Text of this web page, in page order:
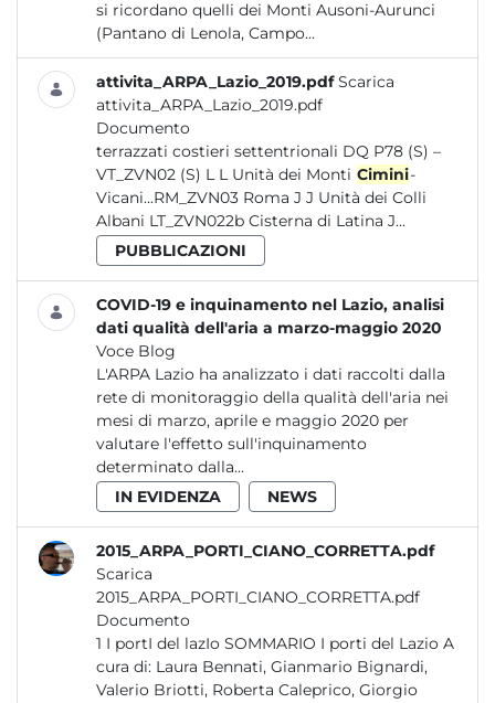
si ricordano quelli dei Monti Ausoni-Aurunci
(Pantano di Lenola, Campo...
attivita_ARPA_Lazio_2019.pdf Scarica
attivita_ARPA_Lazio_2019.pdf
Documento
terrazzati costieri settentrionali DQ P78 (S) –
VT_ZVN02 (S) L L Unità dei Monti Cimini-
Vicani...RM_ZVN03 Roma J J Unità dei Colli
Albani LT_ZVN022b Cisterna di Latina J...
PUBBLICAZIONI
COVID-19 e inquinamento nel Lazio, analisi
dati qualità dell'aria a marzo-maggio 2020
Voce Blog
L'ARPA Lazio ha analizzato i dati raccolti dalla
rete di monitoraggio della qualità dell'aria nei
mesi di marzo, aprile e maggio 2020 per
valutare l'effetto sull'inquinamento
determinato dalla...
IN EVIDENZA
NEWS
2015_ARPA_PORTI_CIANO_CORRETTA.pdf
Scarica
2015_ARPA_PORTI_CIANO_CORRETTA.pdf
Documento
1 I portI del lazIo SOMMARIO I porti del Lazio A
cura di: Laura Bennati, Gianmario Bignardi,
Valerio Briotti, Roberta Caleprico, Giorgio